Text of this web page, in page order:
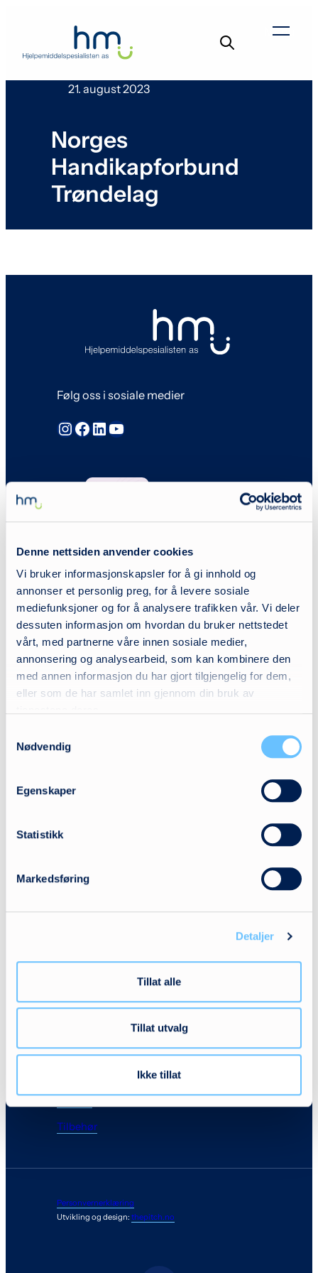
Denne nettsiden anvender cookies
Vi bruker informasjonskapsler for å gi innhold og
annonser et personlig preg, for å levere sosiale
mediefunksjoner og for å analysere trafikken vår. Vi deler
dessuten informasjon om hvordan du bruker nettstedet
vårt, med partnerne våre innen sosiale medier,
annonsering og analysearbeid, som kan kombinere den
med annen informasjon du har gjort tilgjengelig for dem,
eller som de har samlet inn gjennom din bruk av
Nødvendig
Egenskaper
Statistikk
Markedsføring
Detaljer
Tillat alle
Tillat utvalg
Ikke tillat
Menu
21. august 2023
Norges
Handikapforbund
Trøndelag
Følg oss i sosiale medier
InstagramFacebook LinkedIn YouTube
E-post
firmapost@hm-spes.no
Adresse
Rosenholmveien 22
Se kart
Aktiv læring
Aktivitetshjelpemidler
Hygiene
Sitteenheter/understell
Sykler
Liggende posisjonering/seng
Tilbehør
Personvernerklæring
Utvikling og design: thepitch.no